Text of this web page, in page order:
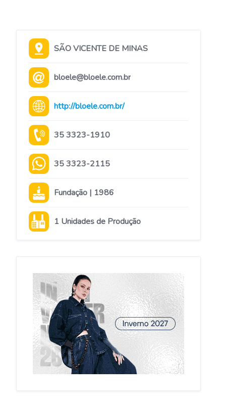
SÃO VICENTE DE MINAS
bloele@bloele.com.br
http://bloele.com.br/
35 3323-1910
35 3323-2115
Fundação | 1986
1 Unidades de Produção